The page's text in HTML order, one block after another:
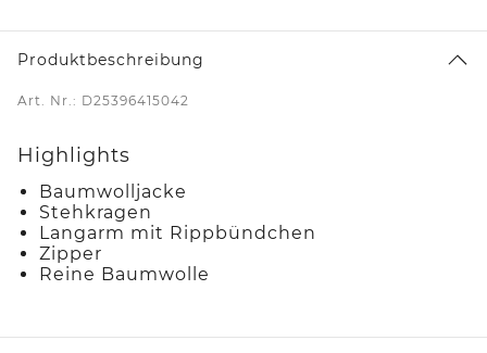
Produktbeschreibung
Art. Nr.: D25396415042
Highlights
Baumwolljacke
Stehkragen
Langarm mit Rippbündchen
Zipper
Reine Baumwolle